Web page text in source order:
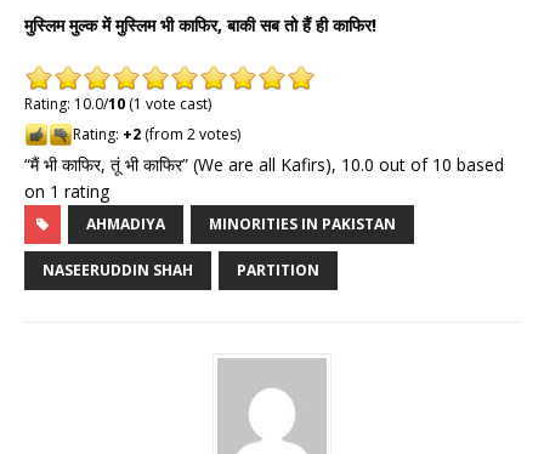
मुस्लिममुल्कमेंमुस्लिमभीकाफिर,बाकीसबतोहैंहीकाफिर!
Rating: 10.0/10 (1 vote cast)
Rating: +2 (from 2 votes)
“मैं भी काफिर, तूं भी काफिर” (We are all Kafirs), 10.0 out of 10 based
on 1 rating
AHMADIYA MINORITIES IN PAKISTAN
NASEERUDDIN SHAH PARTITION